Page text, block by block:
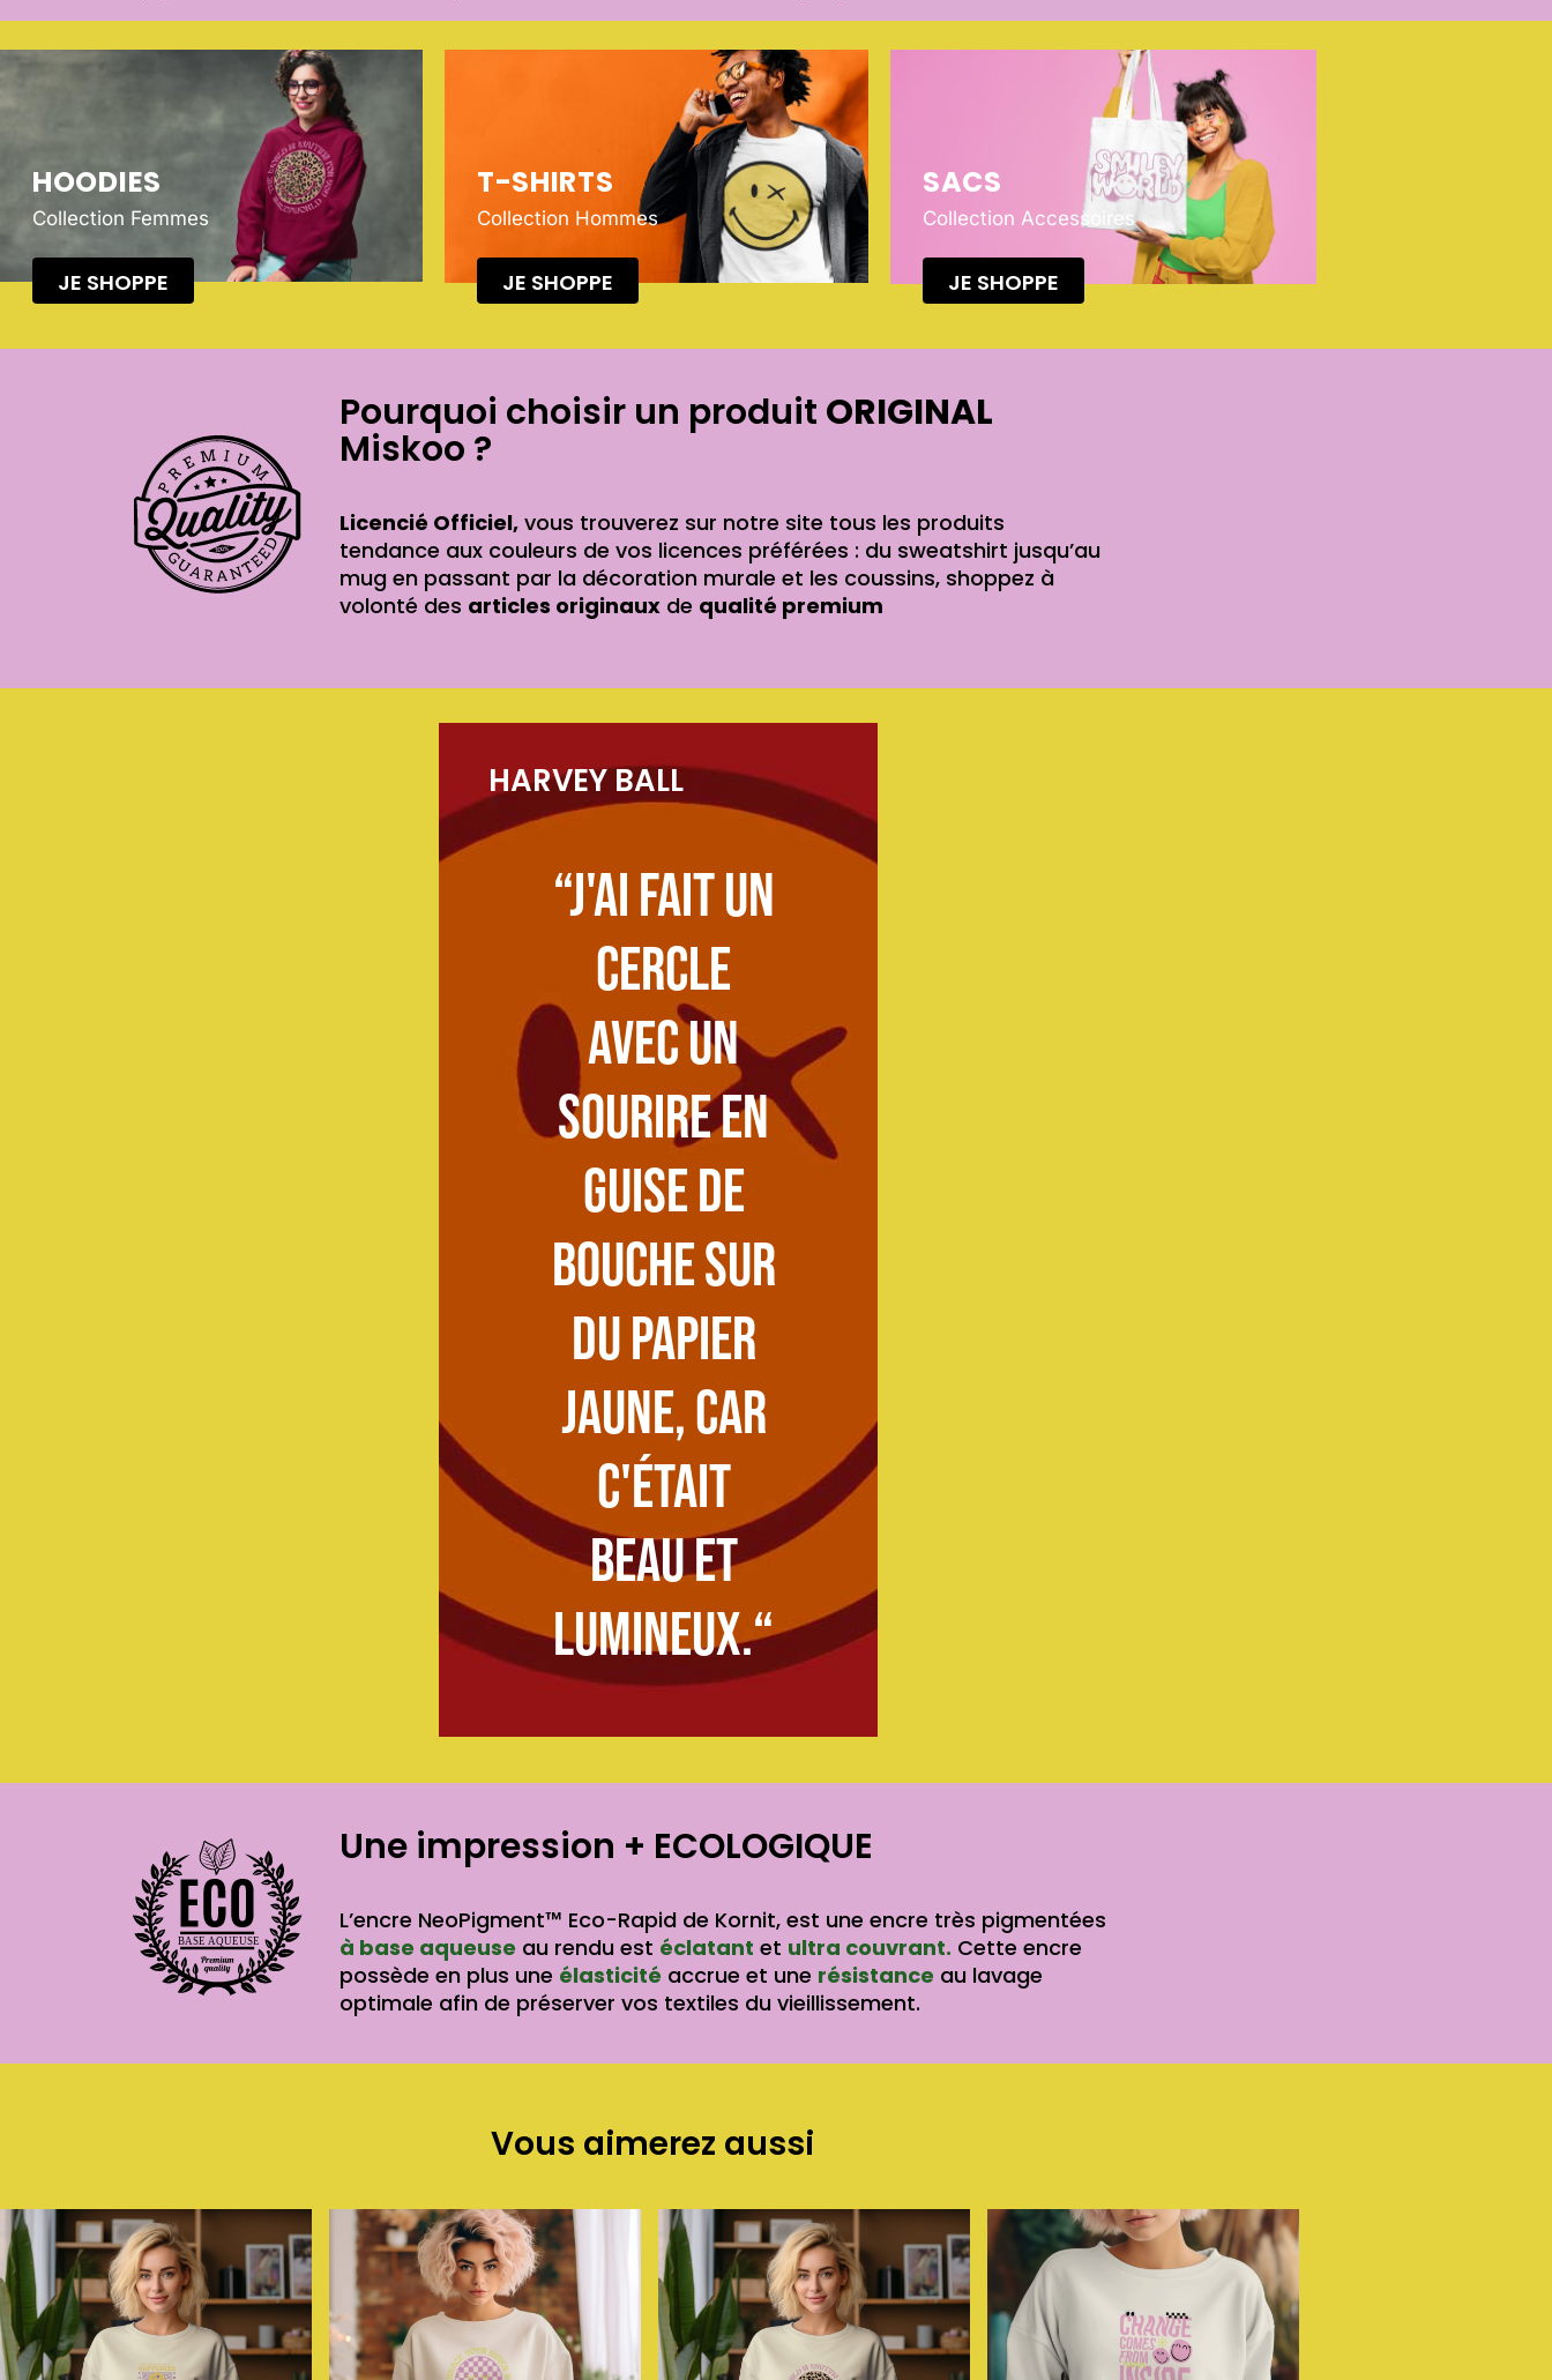
HOODIES
Collection Femmes
JE SHOPPE
T-SHIRTS
Collection Hommes
JE SHOPPE
SACS
Collection Accessoires
JE SHOPPE
Pourquoi choisir un produit ORIGINAL
Miskoo ?
Licencié Officiel, vous trouverez sur notre site tous les produits
tendance aux couleurs de vos licences préférées : du sweatshirt jusqu’au
mug en passant par la décoration murale et les coussins, shoppez à
volonté des articles originaux de qualité premium
HARVEY BALL
“J'ai fait un
cercle
avec un
sourire en
guise de
bouche sur
du papier
jaune, car
c'était
beau et
lumineux.“
BASE AQUEUSE
Une impression + ECOLOGIQUE
L’encre NeoPigment™ Eco-Rapid de Kornit, est une encre très pigmentées
à base aqueuse au rendu est éclatant et ultra couvrant. Cette encre
possède en plus une élasticité accrue et une résistance au lavage
optimale afin de préserver vos textiles du vieillissement.
Vous aimerez aussi